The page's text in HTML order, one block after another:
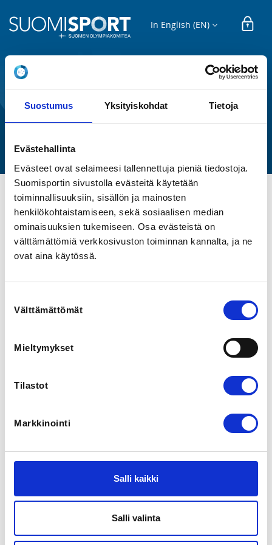
Suostumus Yksityiskohdat Tietoja
Evästehallinta
Evästeet ovat selaimeesi tallennettuja pieniä tiedostoja.
Suomisportin sivustolla evästeitä käytetään
toiminnallisuuksiin, sisällön ja mainosten
henkilökohtaistamiseen, sekä sosiaalisen median
ominaisuuksien tukemiseen. Osa evästeistä on
välttämättömiä verkkosivuston toiminnan kannalta, ja ne
ovat aina käytössä.
valinta
Välttämättömät
Mieltymykset
Tilastot
Markkinointi
Salli kaikki
Salli valinta
In English (EN)
Rytminen (2x/vko) kesä -26
Rytminen (2x/vko) kesä -26
REGISTRATION PERIOD
We 13.5.2026 at 00:00 - Su 26.7.2026 at 00:00
Oulu, Suomi
LOCALITY
Kesä (2x/vko) 2026 100,00 € - jäsenhinta
ADDITIONAL INFORMATION
rv@oulunvoimistelijat.fi